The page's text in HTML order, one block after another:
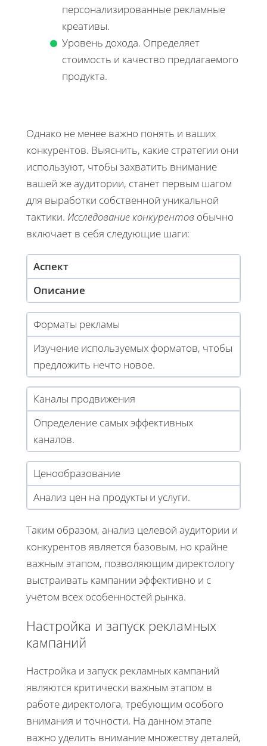
персонализированные рекламные
креативы.
Уровень дохода. Определяет
стоимость и качество предлагаемого
продукта.
Однако не менее важно понять и ваших
конкурентов. Выяснить, какие стратегии они
используют, чтобы захватить внимание
вашей же аудитории, станет первым шагом
для выработки собственной уникальной
тактики. Исследование конкурентов обычно
включает в себя следующие шаги:
Аспект
Описание
Форматы рекламы
Изучение используемых форматов, чтобы
предложить нечто новое.
Каналы продвижения
Определение самых эффективных
каналов.
Ценообразование
Анализ цен на продукты и услуги.
Таким образом, анализ целевой аудитории и
конкурентов является базовым, но крайне
важным этапом, позволяющим директологу
выстраивать кампании эффективно и с
учётом всех особенностей рынка.
Настройка и запуск рекламных
кампаний
Настройка и запуск рекламных кампаний
являются критически важным этапом в
работе директолога, требующим особого
внимания и точности. На данном этапе
важно уделить внимание множеству деталей,